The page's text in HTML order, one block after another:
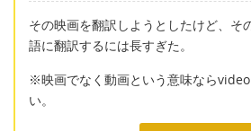
その映画を翻訳しようとしたけど、そ
語に翻訳するには長すぎた。
※映画でなく動画という意味なら
い。